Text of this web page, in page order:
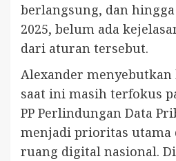
berlangsung, dan
2025, belum ada
dari aturan tersebut.
Alexander
saat ini masih terfokus
PP Perlindungan Data
menjadi prioritas utama
ruang digital nasional.